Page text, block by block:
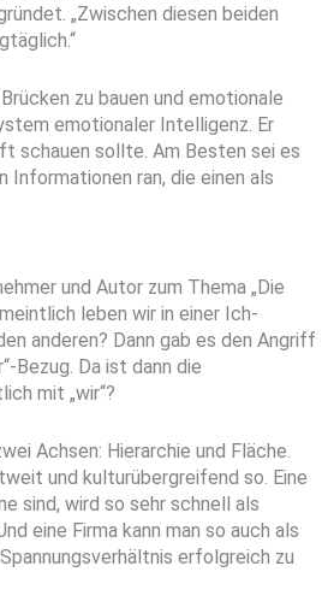
„Zwischen diesen beiden
zu bauen und emotionale
emotionaler Intelligenz. Er
schauen sollte. Am Besten sei es
Informationen ran, die einen als
und Autor zum Thema „Die
leben wir in einer Ich-
anderen? Dann gab es den Angriff
Bezug. Da ist dann die
mit „wir“?
Achsen: Hierarchie und Fläche.
und kulturübergreifend so. Eine
sind, wird so sehr schnell als
eine Firma kann man so auch als
erfolgreich zu